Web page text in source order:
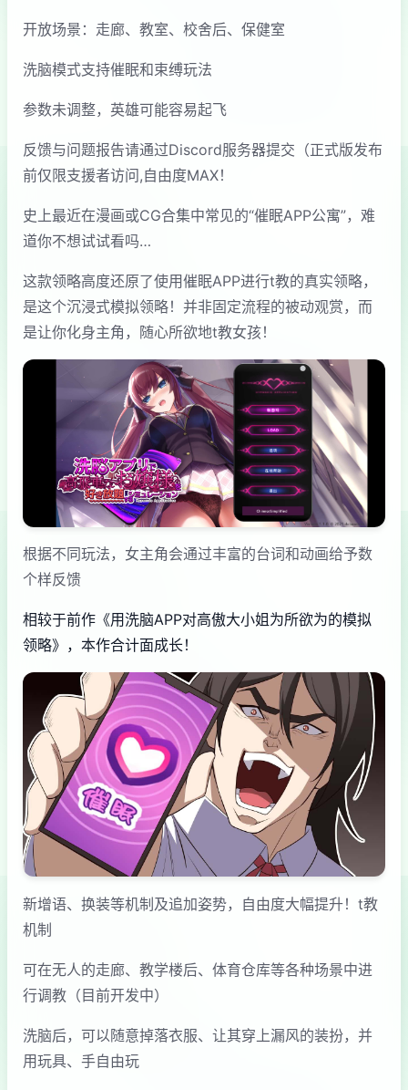
开放场景：走廊、教室、校舍后、保健室
洗脑模式支持催眠和束缚玩法
参数未调整，英雄可能容易起飞
反馈与问题报告请通过Discord服务器提交（正式版发布
前仅限支援者访问,自由度MAX！
史上最近在漫画或CG合集中常见的“催眠APP公寓”，难
道你不想试试看吗…
这款领略高度还原了使用催眠APP进行t教的真实领略，
是这个沉浸式模拟领略！并非固定流程的被动观赏，而
是让你化身主角，随心所欲地t教女孩！
根据不同玩法，女主角会通过丰富的台词和动画给予数
个样反馈
相较于前作《用洗脑APP对高傲大小姐为所欲为的模拟
领略》，本作合计面成长！
新增语、换装等机制及追加姿势，自由度大幅提升！t教
机制
可在无人的走廊、教学楼后、体育仓库等各种场景中进
行调教（目前开发中）
洗脑后，可以随意掉落衣服、让其穿上漏风的装扮，并
用玩具、手自由玩